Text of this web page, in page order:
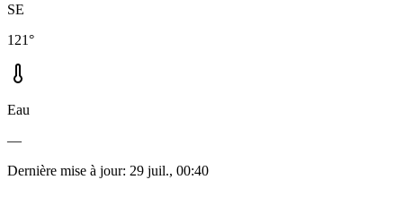
SE
121°
Eau
—
Dernière mise à jour: 29 juil., 00:40